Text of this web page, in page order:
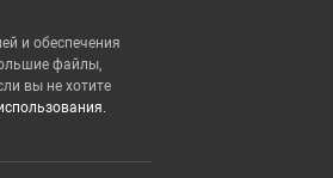
и обеспечения
файлы,
вы не хотите